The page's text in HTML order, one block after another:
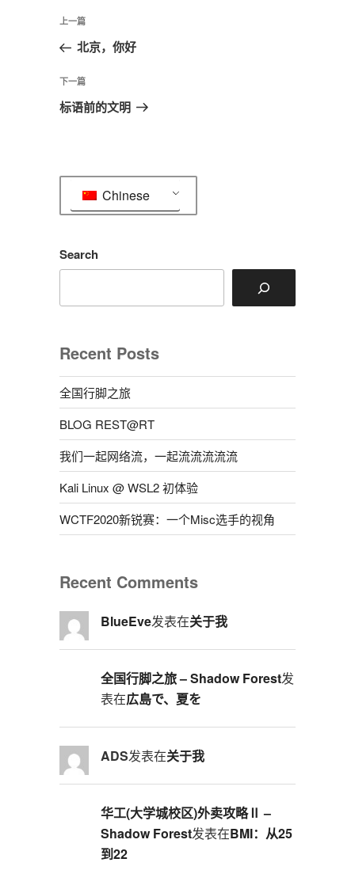
文
导
航
上
一
文
章
上一篇
北京，你好
下
一
下一篇
标语前的文明
Chinese
Search
Recent Posts
全国行脚之旅
BLOG REST@RT
我们一起网络流，一起流流流流流
Kali Linux @ WSL2 初体验
WCTF2020新锐赛：一个Misc选手的视角
Recent Comments
BlueEve发表在关于我
全国行脚之旅 – Shadow Forest发
表在広島で、夏を
ADS发表在关于我
华工(大学城校区)外卖攻略Ⅱ –
Shadow Forest发表在BMI：从25
到22